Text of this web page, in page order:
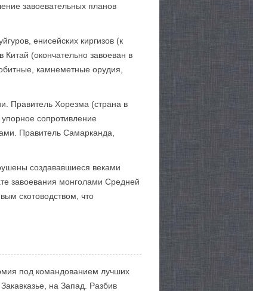
завоевательных планов
енисейских киргизов (к
Китай (окончательно завоеван в
камнеметные орудия,
Правитель Хорезма (страна в
сопротивление
Правитель Самарканда,
создававшиеся веками
завоевания монголами Средней
скотоводством, что
под командованием лучших
на Запад. Разбив